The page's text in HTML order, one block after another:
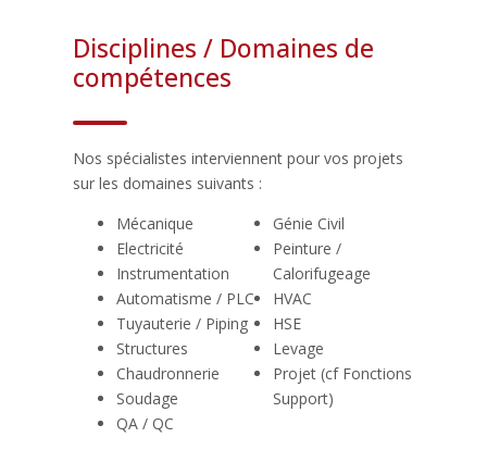
Disciplines / Domaines de
compétences
Nos spécialistes interviennent pour vos projets
sur les domaines suivants :
Mécanique
Electricité
Instrumentation
Automatisme / PLC
Tuyauterie / Piping
Structures
Chaudronnerie
Soudage
QA / QC
Génie Civil
Peinture /
Calorifugeage
HVAC
HSE
Levage
Projet (cf Fonctions
Support)